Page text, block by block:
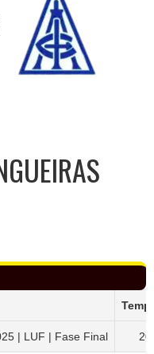
| LUF | Fase Final